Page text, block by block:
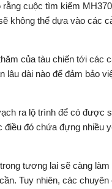
cuộc tìm kiếm
không thể dựa vào các
của tàu chiến tới các
dài nào để đảm bảo
ra lộ trình để có được
đó chứa đựng nhiều
tương lai sẽ càng
Tuy nhiên, các